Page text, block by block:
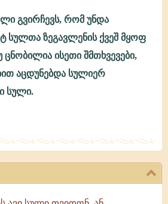
გვირჩევს, რომ უნდა
ზეგავლენის ქვეშ მყოფ
ცნობილია ისეთი შმთხვევები,
აცდუნებდა სულიერ
სული.